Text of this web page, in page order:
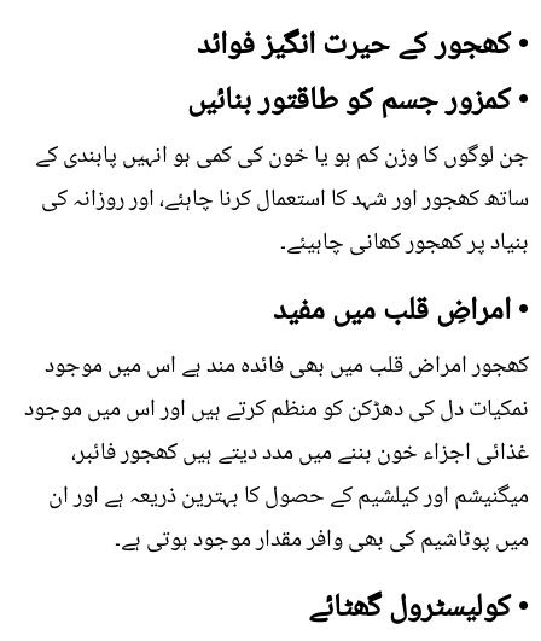
• کھجور کے حیرت انگیز فوائد
• کمزور جسم کو طاقتور بنائیں
جن لوگوں کا وزن کم ہو یا خون کی کمی ہو انہیں پابندی کے
ساتھ کھجور اور شہد کا استعمال کرنا چاہئے، اور روزانہ کی
بنیاد پر کھجور کھانی چاہیئے۔
• امراضِ قلب میں مفید
کھجور امراض قلب میں بھی فائدہ مند ہے اس میں موجود
نمکیات دل کی دھڑکن کو منظم کرتے ہیں اور اس میں موجود
غذائی اجزاء خون بننے میں مدد دیتے ہیں کھجور فائبر،
میگنیشم اور کیلشیم کے حصول کا بہترین ذریعہ ہے اور ان
میں پوٹاشیم کی بھی وافر مقدار موجود ہوتی ہے۔
• کولیسٹرول گھٹائے